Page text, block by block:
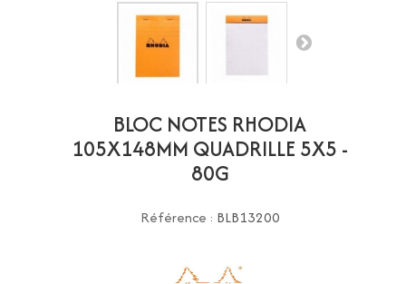
BLOC NOTES RHODIA
105X148MM QUADRILLE 5X5 -
80G
Référence : BLB13200